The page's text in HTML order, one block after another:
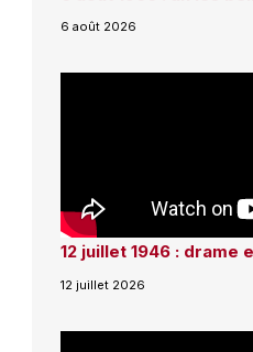
6 août 2026
12 juillet 1946 : drame
12 juillet 2026